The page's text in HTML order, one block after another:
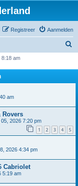
Aanmelden
Registreer
8:18 am
am
Rovers
05, 2026 7:20 pm
1 2 3 4 5
2026 4:34 pm
Cabriolet
5:19 am